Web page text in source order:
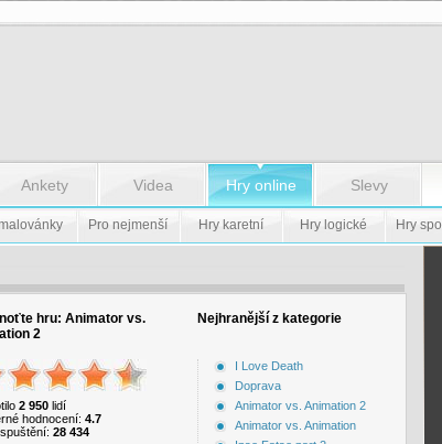
Ankety Videa Hry online Slevy
Pro nejmenší Hry karetní Hry logické Hry
hru: Animator vs.
2
2 950lidí
hodnocení: 4.7
28 434
Nejhranější z kategorie
I Love Death
Doprava
Animator vs. Animation 2
Animator vs. Animation